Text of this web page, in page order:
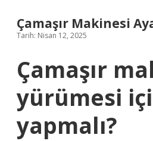
Çamaşır Makinesi
Tarih: Nisan 12, 2025
Çamaşır
yürümesi
yapmalı?